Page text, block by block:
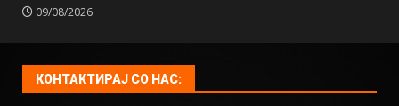
09/08/2026
КОНТАКТИРАЈ СО НАС: